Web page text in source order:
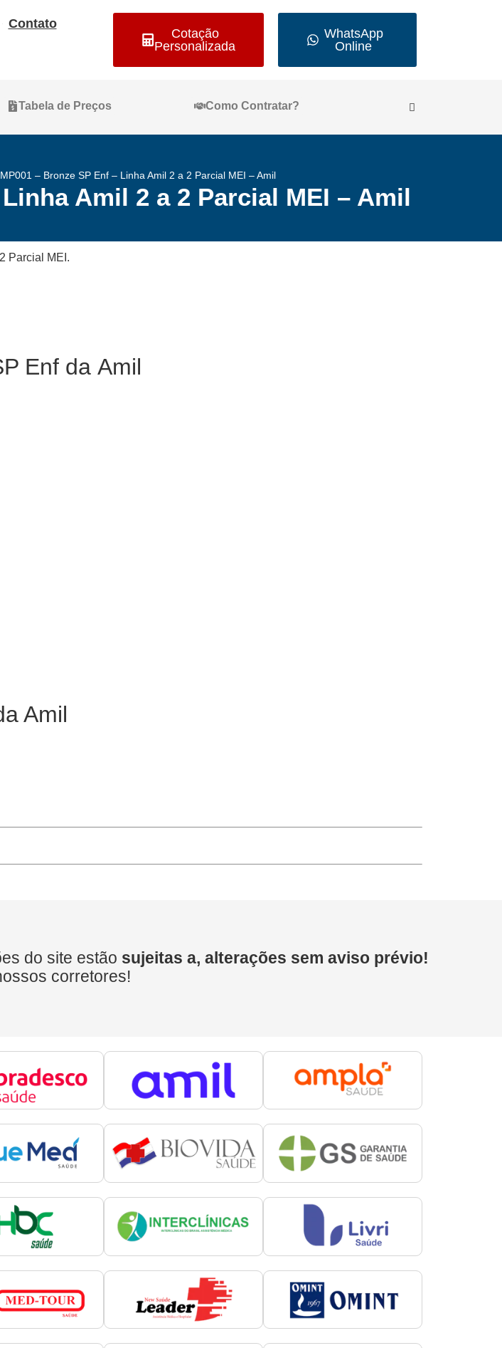
Contato
Cotação
Personalizada
WhatsApp
Online
Tabela de Preços Como Contratar?
– Bronze SP Enf – Linha Amil 2 a 2 Parcial MEI – Amil
Amil 2 a 2 Parcial MEI – Amil
Parcial MEI.
Enf da Amil
Amil
do site estão sujeitas a, alterações sem aviso prévio!
corretores!